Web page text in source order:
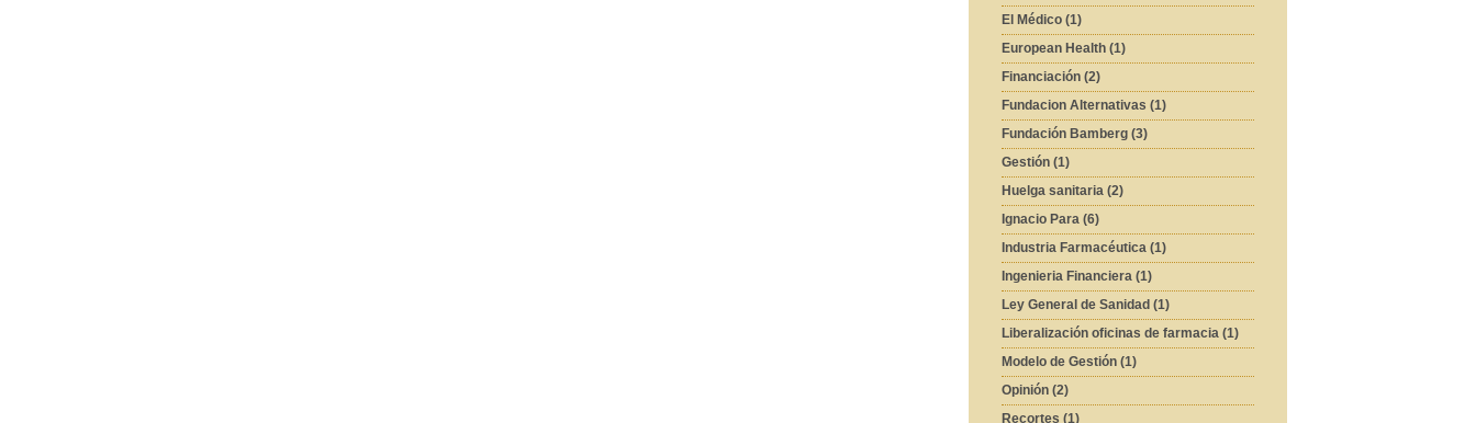
El Médico (1)
European Health (1)
Financiación (2)
Fundacion Alternativas (1)
Fundación Bamberg (3)
Gestión (1)
Huelga sanitaria (2)
Ignacio Para (6)
Industria Farmacéutica (1)
Ingenieria Financiera (1)
Ley General de Sanidad (1)
Liberalización oficinas de farmacia (1)
Modelo de Gestión (1)
Opinión (2)
Recortes (1)